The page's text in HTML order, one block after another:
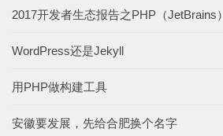
2017开发者生态报告之PHP（JetBrains）
WordPress还是Jekyll
用PHP做构建工具
安徽要发展，先给合肥换个名字